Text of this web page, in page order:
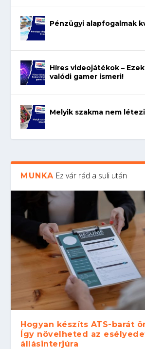
Pénzügyi alapfogalmak
Híres videojátékok –
valódi gamer ismeri!
Melyik szakma nem
MUNKA Ez vár rád a suli után
Hogyan készíts ATS-barát
Így növelheted az
állásinterjúra